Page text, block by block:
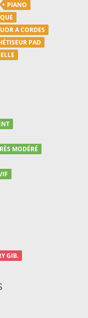
PIANO
A CORDES
PAD
MODÉRÉ
GIB.